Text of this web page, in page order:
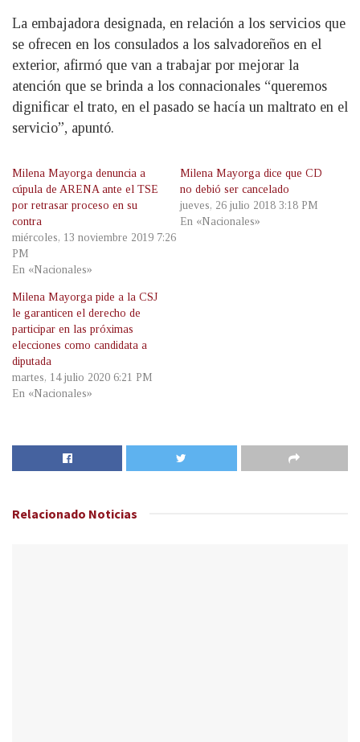
La embajadora designada, en relación a los servicios que
se ofrecen en los consulados a los salvadoreños en el
exterior, afirmó que van a trabajar por mejorar la
atención que se brinda a los connacionales “queremos
dignificar el trato, en el pasado se hacía un maltrato en el
servicio”, apuntó.
Milena Mayorga denuncia a
cúpula de ARENA ante el TSE
por retrasar proceso en su
contra
miércoles, 13 noviembre 2019 7:26
PM
En «Nacionales»
Milena Mayorga dice que CD
no debió ser cancelado
jueves, 26 julio 2018 3:18 PM
En «Nacionales»
Milena Mayorga pide a la CSJ
le garanticen el derecho de
participar en las próximas
elecciones como candidata a
diputada
martes, 14 julio 2020 6:21 PM
En «Nacionales»
Relacionado Noticias